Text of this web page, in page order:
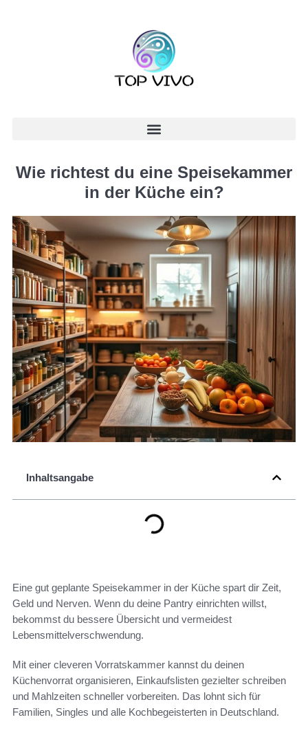
Wie richtest du eine Speisekammer
in der Küche ein?
Inhaltsangabe
Eine gut geplante Speisekammer in der Küche spart dir Zeit,
Geld und Nerven. Wenn du deine Pantry einrichten willst,
bekommst du bessere Übersicht und vermeidest
Lebensmittelverschwendung.
Mit einer cleveren Vorratskammer kannst du deinen
Küchenvorrat organisieren, Einkaufslisten gezielter schreiben
und Mahlzeiten schneller vorbereiten. Das lohnt sich für
Familien, Singles und alle Kochbegeisterten in Deutschland.